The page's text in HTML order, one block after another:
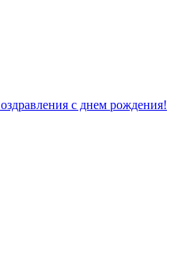
с днем рождения!